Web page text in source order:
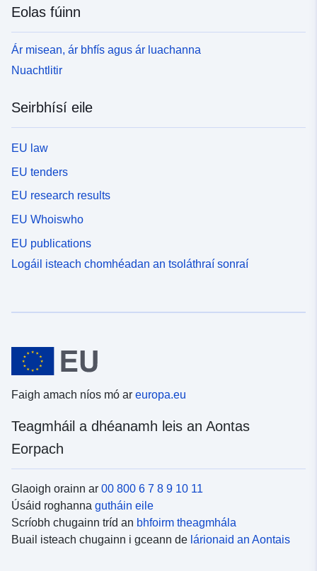
Eolas fúinn
Ár misean, ár bhfís agus ár luachanna
Nuachtlitir
Seirbhísí eile
EU law
EU tenders
EU research results
EU Whoiswho
EU publications
Logáil isteach chomhéadan an tsoláthraí sonraí
Faigh amach níos mó ar europa.eu
Teagmháil a dhéanamh leis an Aontas
Eorpach
Glaoigh orainn ar 00 800 6 7 8 9 10 11
Úsáid roghanna gutháin eile
Scríobh chugainn tríd an bhfoirm theagmhála
Buail isteach chugainn i gceann de lárionaid an Aontais